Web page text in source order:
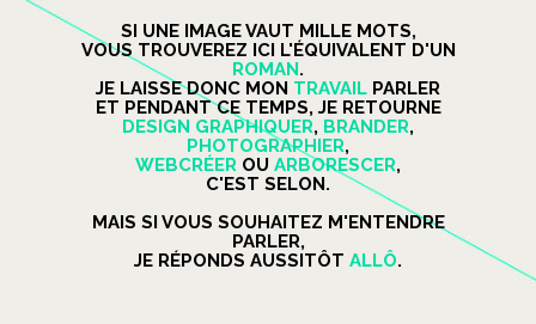
SI UNE IMAGE VAUT MILLE MOTS,
VOUS TROUVEREZ ICI L'ÉQUIVALENT D'UN
ROMAN.
JE LAISSE DONC MON TRAVAIL PARLER
ET PENDANT CE TEMPS, JE RETOURNE
DESIGN GRAPHIQUER, BRANDER,
PHOTOGRAPHIER,
WEBCRÉER OU ARBORESCER,
C'EST SELON.
MAIS SI VOUS SOUHAITEZ M'ENTENDRE
PARLER,
JE RÉPONDS AUSSITÔT ALLÔ.